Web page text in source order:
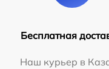
Бесплатная
Наш курьер в